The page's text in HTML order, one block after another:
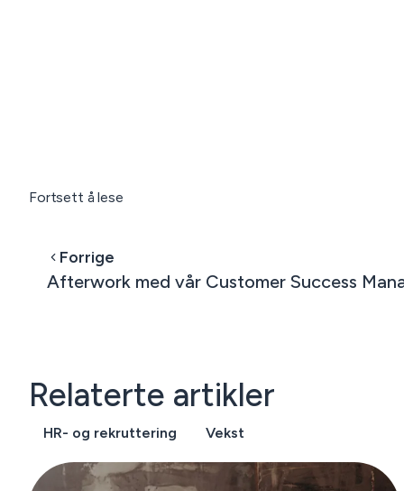
Fortsett å lese
Forrige
Afterwork med vår Customer Success
Relaterte artikler
HR- og rekruttering Vekst